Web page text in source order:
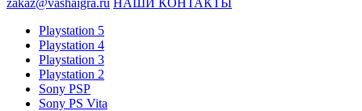
Playstation 5
Playstation 4
Playstation 3
Playstation 2
Sony PSP
Sony PS Vita